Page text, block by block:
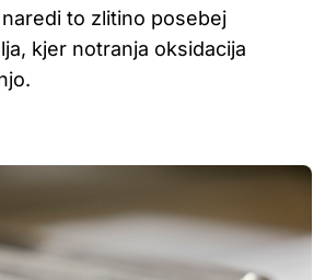
to zlitino posebej
kjer notranja oksidacija